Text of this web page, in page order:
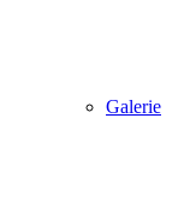
Galerie